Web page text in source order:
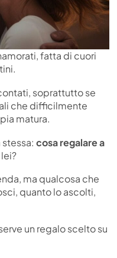
fatta di cuori
soprattutto se
che difficilmente
matura.
stessa:cosa regalare a
ma qualcosa che
quanto lo ascolti,
un regalo scelto su